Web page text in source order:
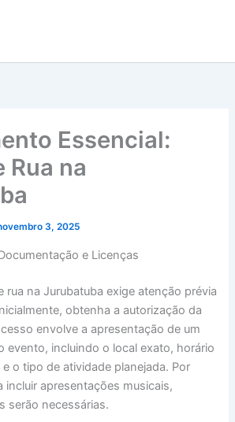
Essencial:
Rua na
3, 2025
e Licenças
rua na Jurubatuba exige atenção prévia
obtenha a autorização da
envolve a apresentação de um
evento, incluindo o local exato, horário
o tipo de atividade planejada. Por
incluir apresentações musicais,
serão necessárias.